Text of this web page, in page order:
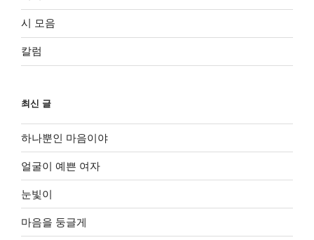
시 모음
칼럼
최신 글
하나뿐인 마음이야
얼굴이 예쁜 여자
눈빛이
마음을 둥글게